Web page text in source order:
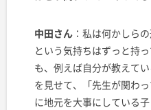
中田さん ：私は何かしら
という気持ちはずっと持
も、例えば自分が教えて
を見せて、「先生が関わ
に地元を大事にしている